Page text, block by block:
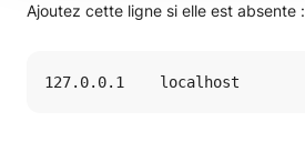
Ajoutez cette ligne si elle est absente :
127.0.0.1    localhost